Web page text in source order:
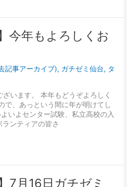
今年もよろしくお
記事アーカイブ), ガチゼミ仙台, タ
います。 本年もどうぞよろしく
で、あっという間に年が明けてし
いよセンター試験、私立高校の入
ンティアの皆さ
7月16日ガチゼミ